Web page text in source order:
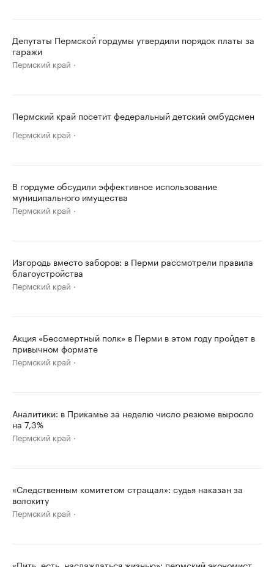
Депутаты Пермской гордумы утвердили порядок платы за
гаражи
Пермский край
Пермский край посетит федеральный детский омбудсмен
Пермский край
В гордуме обсудили эффективное использование
муниципального имущества
Пермский край
Изгородь вместо заборов: в Перми рассмотрели правила
благоустройства
Пермский край
Акция «Бессмертный полк» в Перми в этом году пройдет в
привычном формате
Пермский край
Аналитики: в Прикамье за неделю число резюме выросло
на 7,3%
Пермский край
«Следственным комитетом стращал»: судья наказан за
волокиту
Пермский край